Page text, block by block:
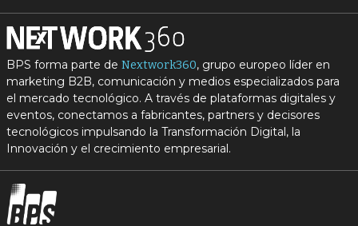
BPS forma parte de Nextwork360, grupo europeo líder en
marketing B2B, comunicación y medios especializados para
el mercado tecnológico. A través de plataformas digitales y
eventos, conectamos a fabricantes, partners y decisores
tecnológicos impulsando la Transformación Digital, la
Innovación y el crecimiento empresarial.